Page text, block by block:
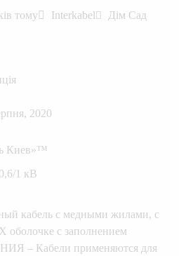
тому Interkabel
Дім Сад
2020
Киев»™
1 кВ
кабель с медными жилами, с
с заполнением
– Кабели применяются для